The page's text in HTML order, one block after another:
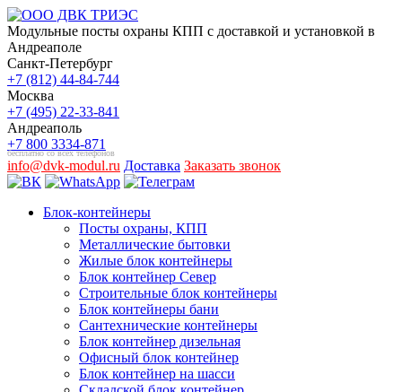
Модульные посты охраны КПП с доставкой и установкой в
Андреаполе
Санкт-Петербург
+7 (812) 44-84-744
Москва
+7 (495) 22-33-841
Андреаполь
+7 800 3334-871
бесплатно со всех телефонов
info@dvk-modul.ru Доставка Заказать звонок
Блок-контейнеры
Посты охраны, КПП
Металлические бытовки
Жилые блок контейнеры
Блок контейнер Север
Строительные блок контейнеры
Блок контейнеры бани
Сантехнические контейнеры
Блок контейнер дизельная
Офисный блок контейнер
Блок контейнер на шасси